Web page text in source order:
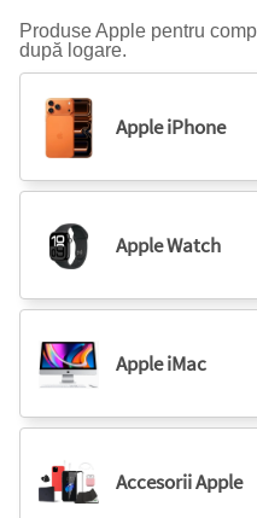
Produse Apple pentru
după logare.
Apple iPhone
Apple Watch
Apple iMac
Accesorii Apple